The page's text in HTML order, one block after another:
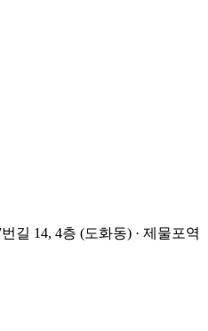
길 14, 4층 (도화동) · 제물포역